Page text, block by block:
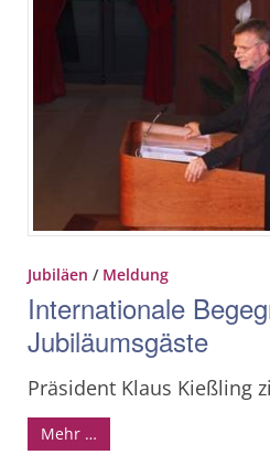
Jubiläen / Meldung
Internationale
Jubiläumsgäste
Präsident Klaus Kießling
Mehr …